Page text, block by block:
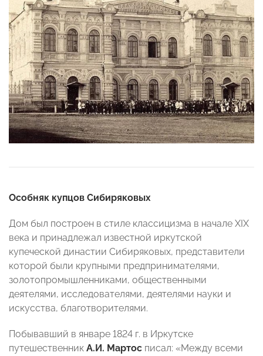
Особняк купцов Сибиряковых
Дом был построен в стиле классицизма в начале XIX
века и принадлежал известной иркутской
купеческой династии Сибиряковых, представители
которой были крупными предпринимателями,
золотопромышленниками, общественными
деятелями, исследователями, деятелями науки и
искусства, благотворителями.
Побывавший в январе 1824 г. в Иркутске
путешественник А.И. Мартос писал: «Между всеми